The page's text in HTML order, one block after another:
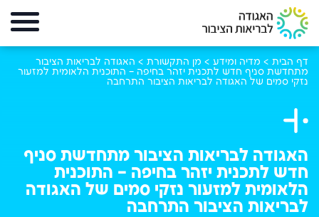
דף הבית > מדיה ומידע > מן התקשורת > האגודה לבריאות הציבור
מתחדשת סניף חדש לתכנית יזהר בחיפה – התוכנית הלאומית למזעור
נזקי סמים של האגודה לבריאות הציבור התרחבה
האגודה לבריאות הציבור מתחדשת סניף
חדש לתכנית יזהר בחיפה – התוכנית
הלאומית למזעור נזקי סמים של האגודה
לבריאות הציבור התרחבה